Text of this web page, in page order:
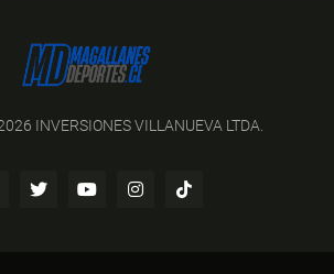
INVERSIONES VILLANUEVA LTDA.